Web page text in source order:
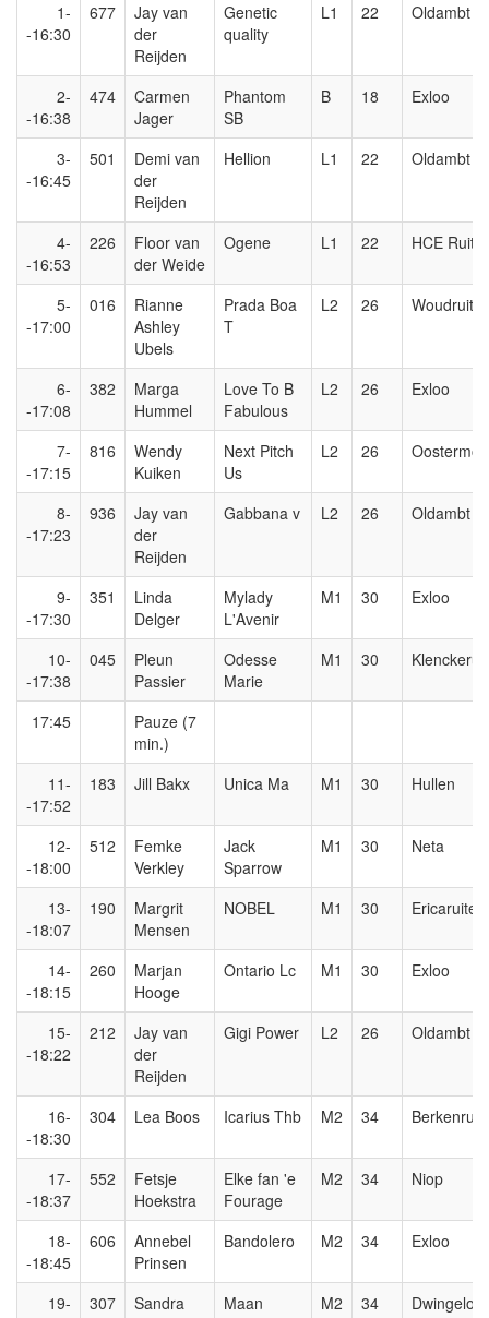
1-
-16:30
677
Jay van
der
Reijden
Genetic
quality
L1 22 Oldambt
2-
-16:38
474
Carmen
Jager
Phantom
SB
B 18 Exloo
3-
-16:45
501
Demi van
der
Reijden
Hellion L1 22 Oldambt
4-
-16:53
226
Floor van
der Weide
Ogene L1 22 HCE
5-
-17:00
016
Rianne
Ashley
Ubels
Prada Boa
T
L2 26
6-
-17:08
382
Marga
Hummel
Love To B
Fabulous
L2 26 Exloo
7-
-17:15
816
Wendy
Kuiken
Next Pitch
Us
L2 26
8-
-17:23
936
Jay van
der
Reijden
Gabbana v L2 26 Oldambt
9-
-17:30
351
Linda
Delger
Mylady
L'Avenir
M1 30 Exloo
10-
-17:38
045
Pleun
Passier
Odesse
Marie
M1 30
17:45
Pauze (7
min.)
11-
-17:52
183 Jill Bakx Unica Ma M1 30 Hullen
12-
-18:00
512
Femke
Verkley
Jack
Sparrow
M1 30 Neta
13-
-18:07
190
Margrit
Mensen
NOBEL M1 30 Ericaruiters
14-
-18:15
260
Marjan
Hooge
Ontario Lc M1 30 Exloo
15-
-18:22
212
Jay van
der
Reijden
Gigi Power L2 26 Oldambt
16-
-18:30
304 Lea Boos Icarius Thb M2 34
17-
-18:37
552
Fetsje
Hoekstra
Elke fan 'e
Fourage
M2 34 Niop
18-
-18:45
606
Annebel
Prinsen
Bandolero M2 34 Exloo
19-
307
Sandra
Maan M2 34 Dwingeloo